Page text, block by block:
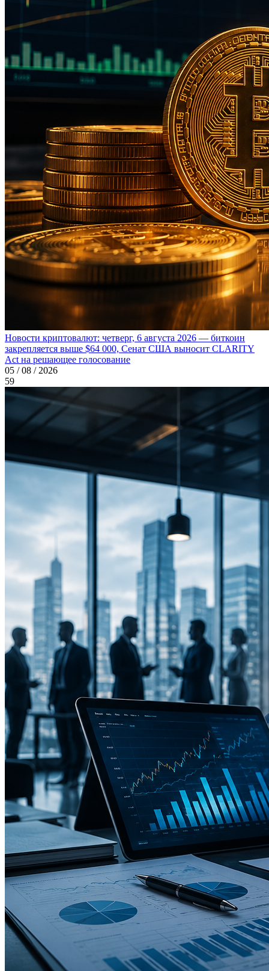
Новости криптовалют: четверг, 6 августа 2026 — биткоин
закрепляется выше $64 000, Сенат США выносит CLARITY
Act на решающее голосование
05 / 08 / 2026
59